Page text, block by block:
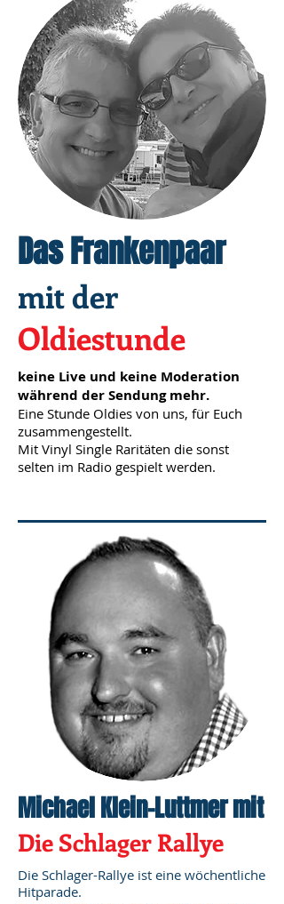
Das Frankenpaar
mit der
Oldiestunde
keine Live und keine Moderation
während der Sendung mehr.
Eine Stunde Oldies von uns, für Euch
zusammengestellt.
Mit Vinyl Single Raritäten die sonst
selten im Radio gespielt werden.
Michael Klein-Luttmermit
Die Schlager Rallye
Die Schlager-Rallye ist eine wöchentliche
Hitparade.